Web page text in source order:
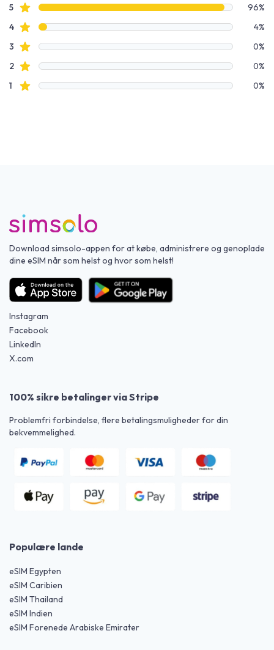
Anmeldelsesdata
5Stjerneanmeldelser
96%
4Stjerneanmeldelser
4%
3 Stjerneanmeldelser
0%
2Stjerneanmeldelser
0%
1 Stjerneanmeldelser 0%
Download simsolo-appen for at købe, administrere og genoplade
dine eSIM når som helst og hvor som helst!
Instagram
Facebook
LinkedIn
X.com
100% sikre betalinger via Stripe
Problemfri forbindelse, flere betalingsmuligheder for din
bekvemmelighed.
Populære lande
eSIM Egypten
eSIM Caribien
eSIM Thailand
eSIM Indien
eSIM Forenede Arabiske Emirater